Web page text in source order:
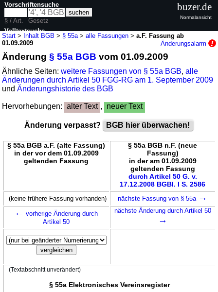
Start > Inhalt BGB > § 55a >alle Fassungen >a.F. Fassung ab
01.09.2009
Änderungsalarm
Änderung§ 55a BGB vom 01.09.2009
Ähnliche Seiten:weitere Fassungen von § 55a BGB,alle
Änderungen durch Artikel 50 FGG-RG am 1. September 2009
undÄnderungshistorie des BGB
Hervorhebungen: alter Text , neuer Text
Änderung verpasst? BGB hier überwachen!
§ 55a BGB a.F. (alte Fassung)
in der vor dem 01.09.2009
geltenden Fassung
§ 55a BGB n.F. (neue
Fassung)
in der am 01.09.2009
geltenden Fassung
durch Artikel 50 G. v.
17.12.2008 BGBl. I S. 2586
(keine frühere Fassung vorhanden) nächste Fassung von § 55a →
← vorherige Änderung durch
Artikel 50
nächste Änderung durch Artikel 50
→
(Textabschnitt unverändert)
§ 55a Elektronisches Vereinsregister
Vorschriftensuche
§ / Art.
Gesetz
Volltextsuche
buzer.de
Normalansicht